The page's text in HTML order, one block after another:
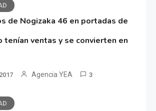
de Nogizaka 46 en portadas de
tenían ventas y se convierten en
Agencia YEA 3